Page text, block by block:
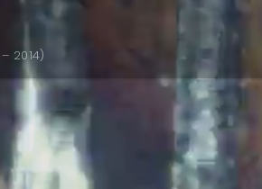
2014)